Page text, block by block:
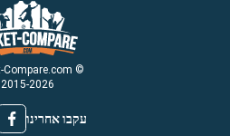
© Ticket-Compare.com
2015-2026
עקבו אחרינו